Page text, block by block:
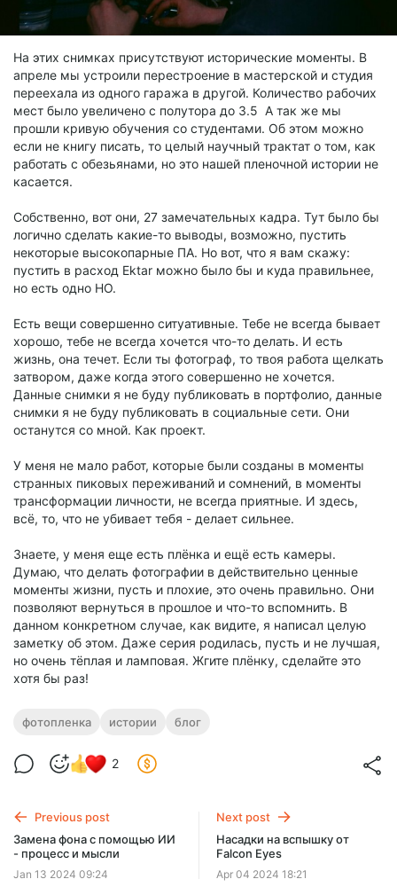
На этих снимках присутствуют исторические моменты. В
апреле мы устроили перестроение в мастерской и студия
переехала из одного гаража в другой. Количество рабочих
мест было увеличено с полутора до 3.5 А так же мы
прошли кривую обучения со студентами. Об этом можно
если не книгу писать, то целый научный трактат о том, как
работать с обезьянами, но это нашей пленочной истории не
касается.
Собственно, вот они, 27 замечательных кадра. Тут было бы
логично сделать какие-то выводы, возможно, пустить
некоторые высокопарные ПА. Но вот, что я вам скажу:
пустить в расход Ektar можно было бы и куда правильнее,
но есть одно НО.
Есть вещи совершенно ситуативные. Тебе не всегда бывает
хорошо, тебе не всегда хочется что-то делать. И есть
жизнь, она течет. Если ты фотограф, то твоя работа щелкать
затвором, даже когда этого совершенно не хочется.
Данные снимки я не буду публиковать в портфолио, данные
снимки я не буду публиковать в социальные сети. Они
останутся со мной. Как проект.
У меня не мало работ, которые были созданы в моменты
странных пиковых переживаний и сомнений, в моменты
трансформации личности, не всегда приятные. И здесь,
всё, то, что не убивает тебя - делает сильнее.
Знаете, у меня еще есть плёнка и ещё есть камеры.
Думаю, что делать фотографии в действительно ценные
моменты жизни, пусть и плохие, это очень правильно. Они
позволяют вернуться в прошлое и что-то вспомнить. В
данном конкретном случае, как видите, я написал целую
заметку об этом. Даже серия родилась, пусть и не лучшая,
но очень тёплая и ламповая. Жгите плёнку, сделайте это
хотя бы раз!
фотопленка истории блог
2
Previous post
Замена фона с помощью ИИ
- процесс и мысли
Jan 13 2024 09:24
Next post
Насадки на вспышку от
Falcon Eyes
Apr 04 2024 18:21